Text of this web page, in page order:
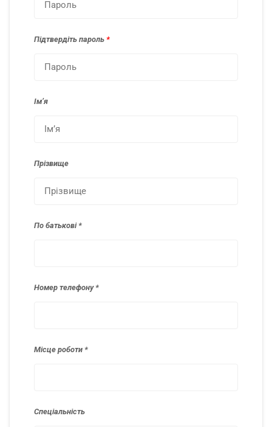
Підтвердіть пароль *
Імʼя
Прізвище
По батькові
Номер телефону
Місце роботи
Спеціальність